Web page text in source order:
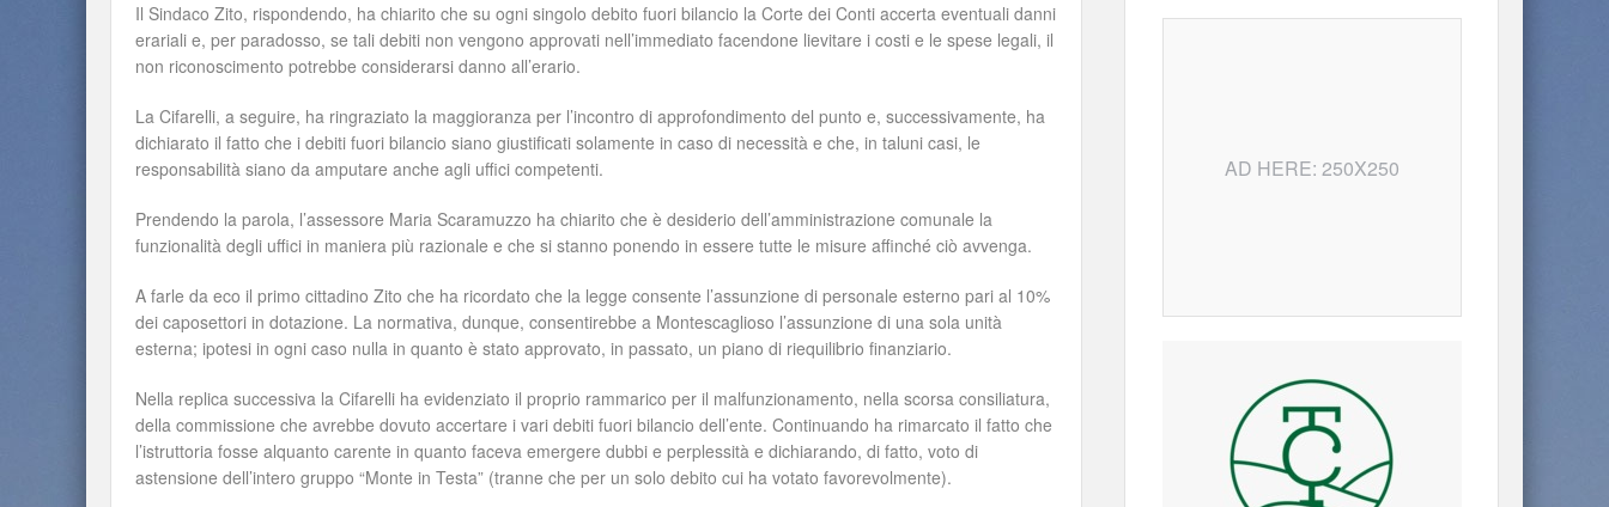
Il Sindaco Zito, rispondendo, ha chiarito che su ogni singolo debito fuori bilancio la Corte dei Conti accerta eventuali danni
erariali e, per paradosso, se tali debiti non vengono approvati nell’immediato facendone lievitare i costi e le spese legali, il
non riconoscimento potrebbe considerarsi danno all’erario.
La Cifarelli, a seguire, ha ringraziato la maggioranza per l’incontro di approfondimento del punto e, successivamente, ha
dichiarato il fatto che i debiti fuori bilancio siano giustificati solamente in caso di necessità e che, in taluni casi, le
responsabilità siano da amputare anche agli uffici competenti.
Prendendo la parola, l’assessore Maria Scaramuzzo ha chiarito che è desiderio dell’amministrazione comunale la
funzionalità degli uffici in maniera più razionale e che si stanno ponendo in essere tutte le misure affinché ciò avvenga.
A farle da eco il primo cittadino Zito che ha ricordato che la legge consente l’assunzione di personale esterno pari al 10%
dei caposettori in dotazione. La normativa, dunque, consentirebbe a Montescaglioso l’assunzione di una sola unità
esterna; ipotesi in ogni caso nulla in quanto è stato approvato, in passato, un piano di riequilibrio finanziario.
Nella replica successiva la Cifarelli ha evidenziato il proprio rammarico per il malfunzionamento, nella scorsa consiliatura,
della commissione che avrebbe dovuto accertare i vari debiti fuori bilancio dell’ente. Continuando ha rimarcato il fatto che
l’istruttoria fosse alquanto carente in quanto faceva emergere dubbi e perplessità e dichiarando, di fatto, voto di
astensione dell’intero gruppo “Monte in Testa” (tranne che per un solo debito cui ha votato favorevolmente).
AD HERE: 250X250